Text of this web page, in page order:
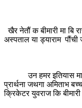
खैर नेतौं क बीमारी मा
अस्पताल या ड्याराम
उन हमर इतियास मा
प्रार्थना जथगा अमिताभ
क्रिकेटर युवराज कि